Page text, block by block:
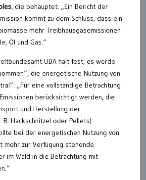
, die behauptet: „Ein Bericht der
kommt zu dem Schluss, dass ein
mehr Treibhausgasemissionen
Öl und Gas.“
UBA hält fest, es werde
die energetische Nutzung von
„Für eine vollständige Betrachtung
berücksichtigt werden, die
und Herstellung der
Hackschnitzel oder Pellets)
bei der energetischen Nutzung von
mehr zur Verfügung stehende
im Wald in die Betrachtung mit